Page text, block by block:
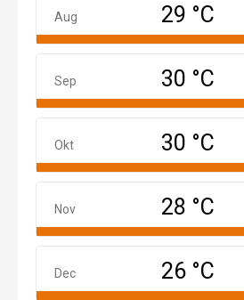
August
Aug 29 °C
September
Sep 30 °C
Október
Okt 30 °C
November
Nov 28 °C
December
Dec 26 °C